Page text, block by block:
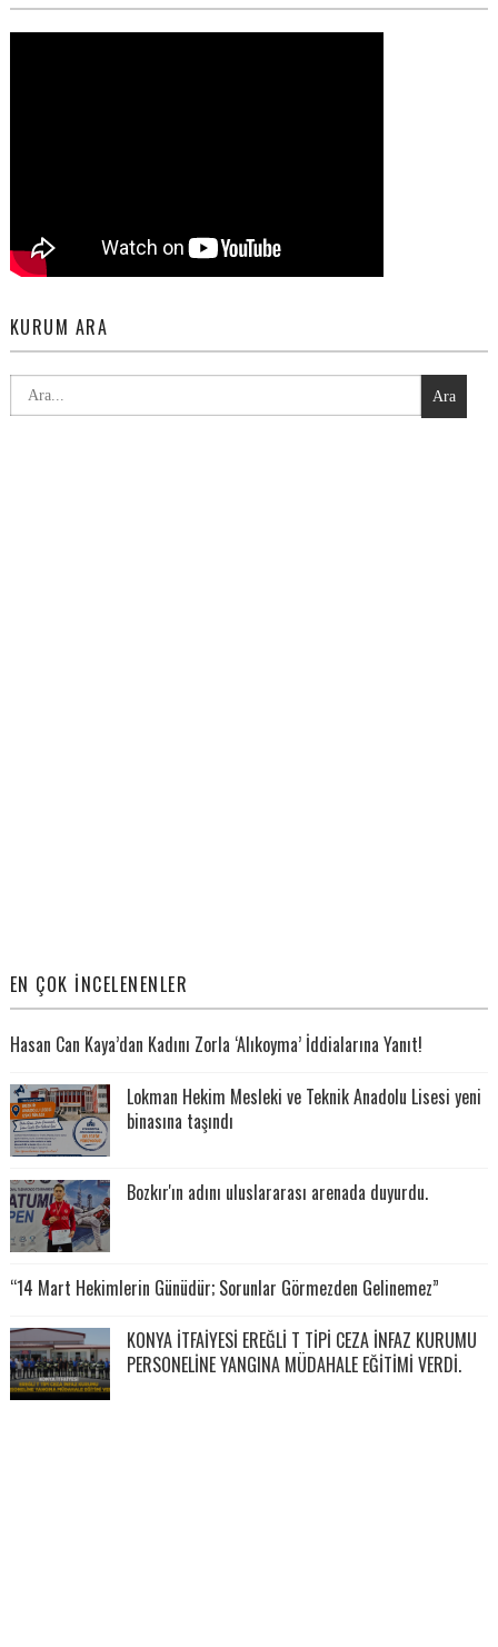
KURUM ARA
Ara
EN ÇOK İNCELENENLER
Hasan Can Kaya’dan Kadını Zorla ‘Alıkoyma’ İddialarına Yanıt!
Lokman Hekim Mesleki ve Teknik Anadolu Lisesi yeni
binasına taşındı
Bozkır'ın adını uluslararası arenada duyurdu.
“14 Mart Hekimlerin Günüdür; Sorunlar Görmezden Gelinemez”
KONYA İTFAİYESİ EREĞLİ T TİPİ CEZA İNFAZ KURUMU
PERSONELİNE YANGINA MÜDAHALE EĞİTİMİ VERDİ.